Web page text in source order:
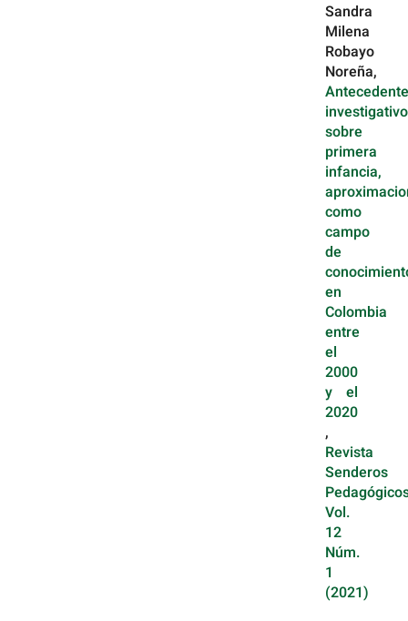
Sandra
Milena
Robayo
Noreña,
sobre
primera
infancia,
como
campo
de
en
Colombia
entre
el
2000
y el
2020
,
Revista
Senderos
Vol.
12
Núm.
1
(2021)